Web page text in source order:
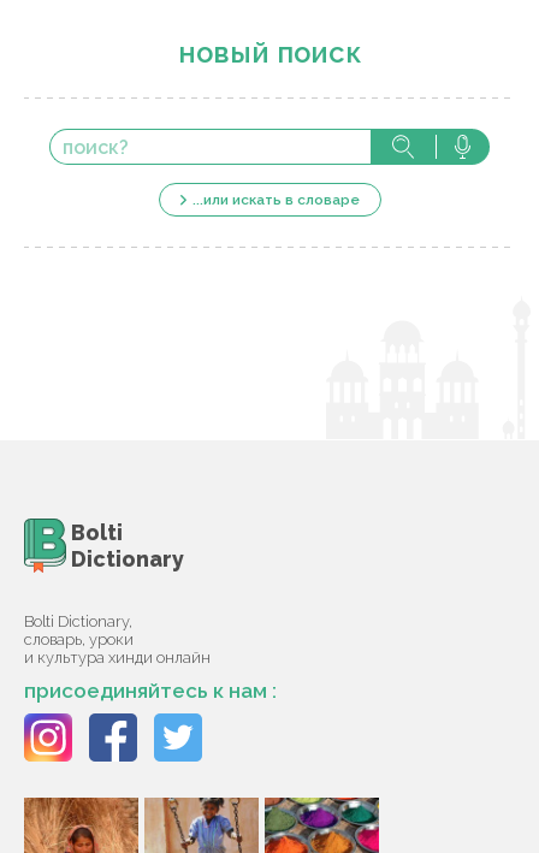
новый поиск
...или искать в словаре
Bolti
Dictionary
Bolti Dictionary,
словарь, уроки
и культура хинди онлайн
присоединяйтесь к нам :